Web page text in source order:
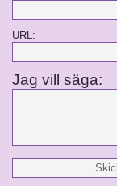
URL:
Jag vill säga: